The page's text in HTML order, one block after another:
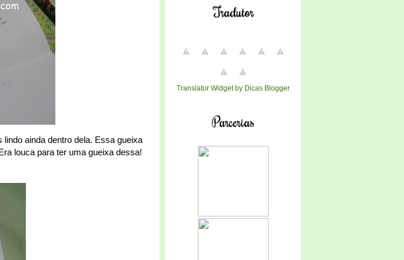
ainda dentro dela. Essa gueixa
louca para ter uma gueixa dessa!
Tradutor
Translator Widget by Dicas Blogger
Parcerias